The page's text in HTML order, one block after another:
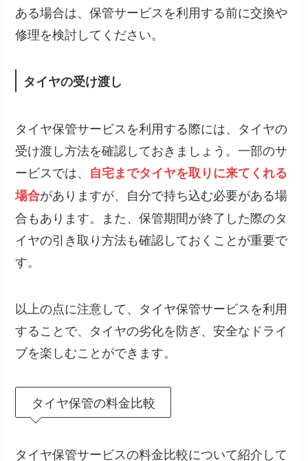
ある場合は、保管サービスを利用する前に交換や
修理を検討してください。
タイヤの受け渡し
タイヤ保管サービスを利用する際には、タイヤの
受け渡し方法を確認しておきましょう。一部のサ
ービスでは、 自宅までタイヤを取りに来てくれる
場合がありますが、自分で持ち込む必要がある場
合もあります。また、保管期間が終了した際のタ
イヤの引き取り方法も確認しておくことが重要で
す。
以上の点に注意して、タイヤ保管サービスを利用
することで、タイヤの劣化を防ぎ、安全なドライ
ブを楽しむことができます。
タイヤ保管の料金比較
タイヤ保管サービスの料金比較について紹介して